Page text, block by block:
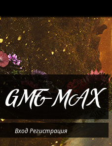
ВходРегистрация